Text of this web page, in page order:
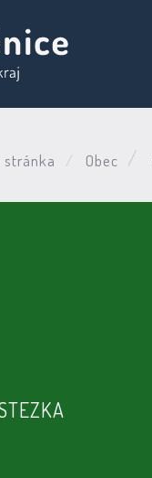
stránka Obec